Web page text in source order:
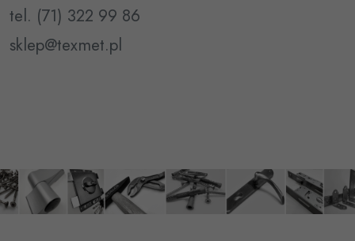
tel. (71) 322 99 86
sklep@texmet.pl